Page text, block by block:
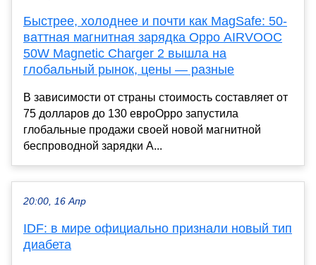
Быстрее, холоднее и почти как MagSafe: 50-
ваттная магнитная зарядка Oppo AIRVOOC
50W Magnetic Charger 2 вышла на
глобальный рынок, цены — разные
В зависимости от страны стоимость составляет от
75 долларов до 130 евроOppo запустила
глобальные продажи своей новой магнитной
беспроводной зарядки A...
20:00, 16 Апр
IDF: в мире официально признали новый тип
диабета